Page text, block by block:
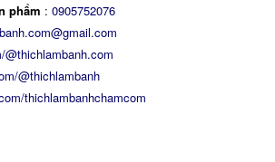
phẩm : 0905752076
@thichlambanh
thichlambanhchamcom